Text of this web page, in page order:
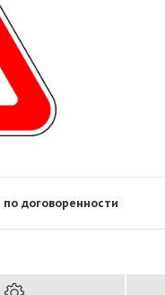
по договоренности